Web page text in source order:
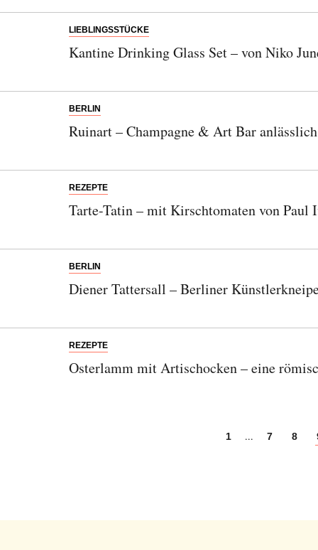
LIEBLINGSSTÜCKE
Kantine Drinking Glass Set – von Niko
BERLIN
Ruinart – Champagne & Art Bar
REZEPTE
Tarte-Tatin – mit Kirschtomaten von Paul
BERLIN
Diener Tattersall – Berliner
REZEPTE
Osterlamm mit Artischocken – eine
1 ... 7 8